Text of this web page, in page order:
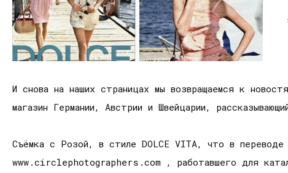
И снова на наших страницах мы возвращаемся к
магазин Германии, Австрии и Швейцарии,
Съёмка с Розой, в стиле DOLCE VITA, что в
www.circlephotographers.com , работавшего для